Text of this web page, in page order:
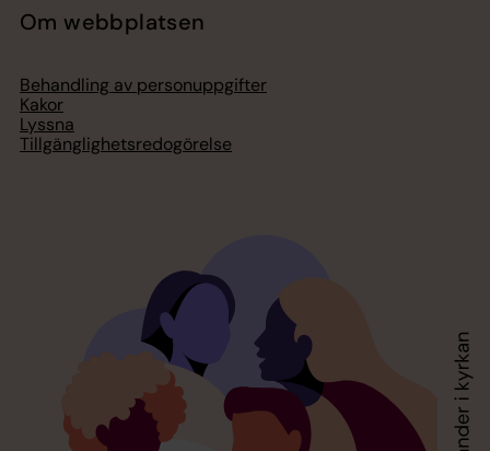
Om webbplatsen
Behandling av personuppgifter
Kakor
Lyssna
Tillgänglighetsredogörelse